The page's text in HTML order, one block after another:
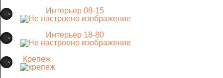
Интерьер 08-15
Интерьер 18-80
Крепеж